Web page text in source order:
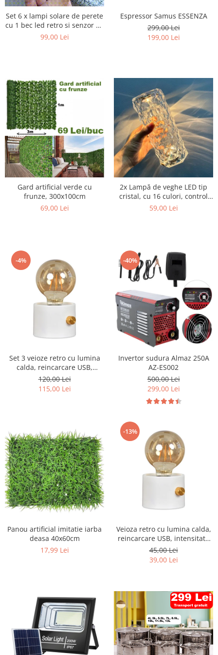
Set 6 x lampi solare de perete
cu 1 bec led retro si senzor de
miscare - LED
99,00 Lei
Espressor Samus ESSENZA
299,00 Lei
199,00 Lei
Gard artificial verde cu
frunze, 300x100cm
69,00 Lei
2x Lampă de veghe LED tip
cristal, cu 16 culori, control
tactil si telecomandă
59,00 Lei
-4%
Set 3 veioze retro cu lumina
calda, reincarcare USB,
intensitate reglabila
120,00 Lei
115,00 Lei
-40%
Invertor sudura Almaz 250A
AZ-ES002
500,00 Lei
299,00 Lei
Panou artificial imitatie iarba
deasa 40x60cm
17,99 Lei
-13%
Veioza retro cu lumina calda,
reincarcare USB, intensitate
reglabila
45,00 Lei
39,00 Lei